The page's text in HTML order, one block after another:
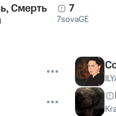
Смерть и
7
7sovaGE